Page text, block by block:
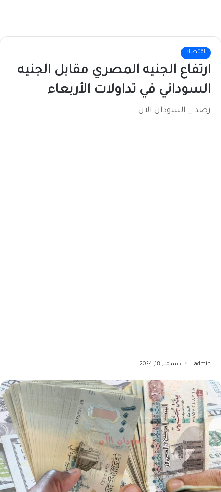
اقتصاد
ارتفاع الجنيه المصري مقابل الجنيه
السوداني في تداولات الأربعاء
رصد _ السودان الان
admin ديسمبر 18, 2024